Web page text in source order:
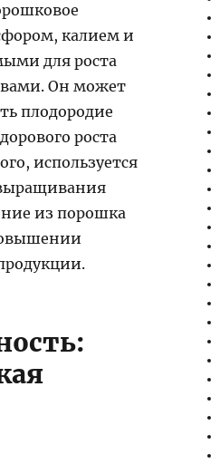
калием и
для роста
Он может
плодородие
роста
используется
из порошка